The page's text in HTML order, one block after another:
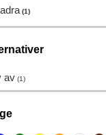
(1)
av (1)